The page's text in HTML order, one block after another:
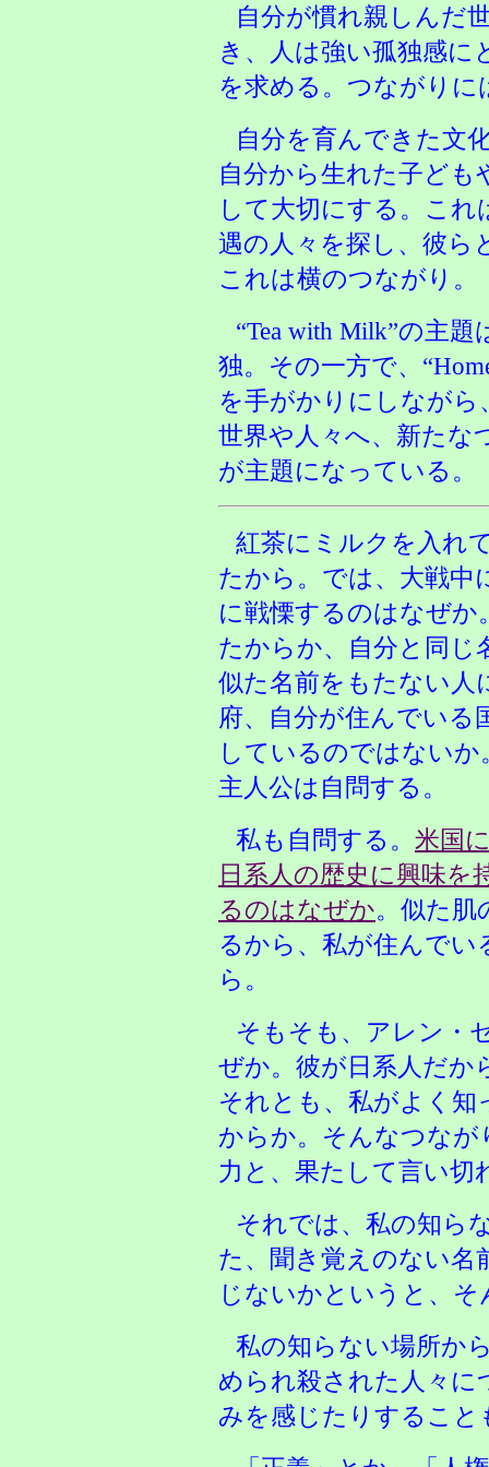
自分が慣れ親しんだ
き、人は強い孤独感
を求める。つながり
自分を育んできた文
自分から生れた子ども
して大切にする。こ
遇の人々を探し、彼ら
これは横のつながり。
“Tea with Milk”の主
独。その一方で、
を手がかりにしなが
世界や人々へ、新たな
が主題になっている。
紅茶にミルクを入れ
たから。では、大戦中
に戦慄するのはなぜか
たからか、自分と同じ
似た名前をもたない人
府、自分が住んでいる
しているのではない
主人公は自問する。
私も自問する。 米国
日系人の歴史に興味を
るのはなぜか。似た肌
るから、私が住んでい
ら。
そもそも、アレン・
ぜか。彼が日系人だか
それとも、私がよく知
からか。そんなつな
力と、果たして言い切
それでは、私の知ら
た、聞き覚えのない名
じないかというと、
私の知らない場所か
められ殺された人々に
みを感じたりすること